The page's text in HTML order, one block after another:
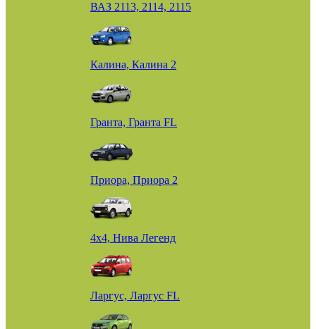
ВАЗ 2113, 2114, 2115
Калина, Калина 2
Гранта, Гранта FL
Приора, Приора 2
4х4, Нива Легенд
Ларгус, Ларгус FL